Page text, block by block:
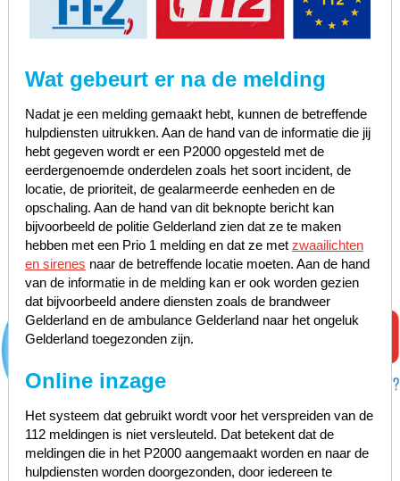
Wat gebeurt er na de melding
Nadat je een melding gemaakt hebt, kunnen de betreffende
hulpdiensten uitrukken. Aan de hand van de informatie die jij
hebt gegeven wordt er een P2000 opgesteld met de
eerdergenoemde onderdelen zoals het soort incident, de
locatie, de prioriteit, de gealarmeerde eenheden en de
opschaling. Aan de hand van dit beknopte bericht kan
bijvoorbeeld de politie Gelderland zien dat ze te maken
hebben met een Prio 1 melding en dat ze met zwaailichten
en sirenes naar de betreffende locatie moeten. Aan de hand
van de informatie in de melding kan er ook worden gezien
dat bijvoorbeeld andere diensten zoals de brandweer
Gelderland en de ambulance Gelderland naar het ongeluk
Gelderland toegezonden zijn.
Online inzage
Het systeem dat gebruikt wordt voor het verspreiden van de
112 meldingen is niet versleuteld. Dat betekent dat de
meldingen die in het P2000 aangemaakt worden en naar de
hulpdiensten worden doorgezonden, door iedereen te